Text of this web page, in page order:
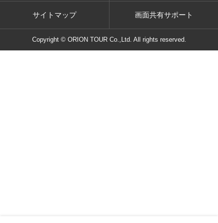
サイトマップ 画面共有サポート
Copyright © ORION TOUR Co.,Ltd. All rights reserved.